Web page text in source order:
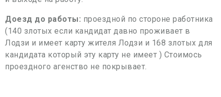
Доезд до работы: проездной по стороне работника
(140 злотых если кандидат давно проживает в
Лодзи и имеет карту жителя Лодзи и 168 злотых для
кандидата который эту карту не имеет ) Стоимось
проездного агенство не покрывает.